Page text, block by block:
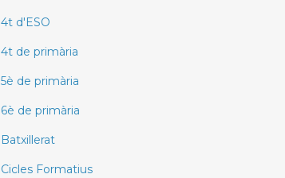
4t d'ESO
4t de primària
5è de primària
6è de primària
Batxillerat
Cicles Formatius